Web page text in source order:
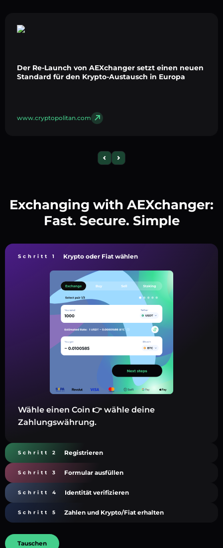
Der Re-Launch von AEXchanger setzt einen neuen
Standard für den Krypto-Austausch in Europa
www.cryptopolitan.com
Exchanging with AEXchanger:
Fast. Secure. Simple
Schritt 1 Krypto oder Fiat wählen
Wähle einen Coin 👉 wähle deine
Zahlungswährung.
Schritt 2 Registrieren
Schritt 3 Formular ausfüllen
Schritt 4 Identität verifizieren
Schritt 5 Zahlen und Krypto/Fiat erhalten
Tauschen